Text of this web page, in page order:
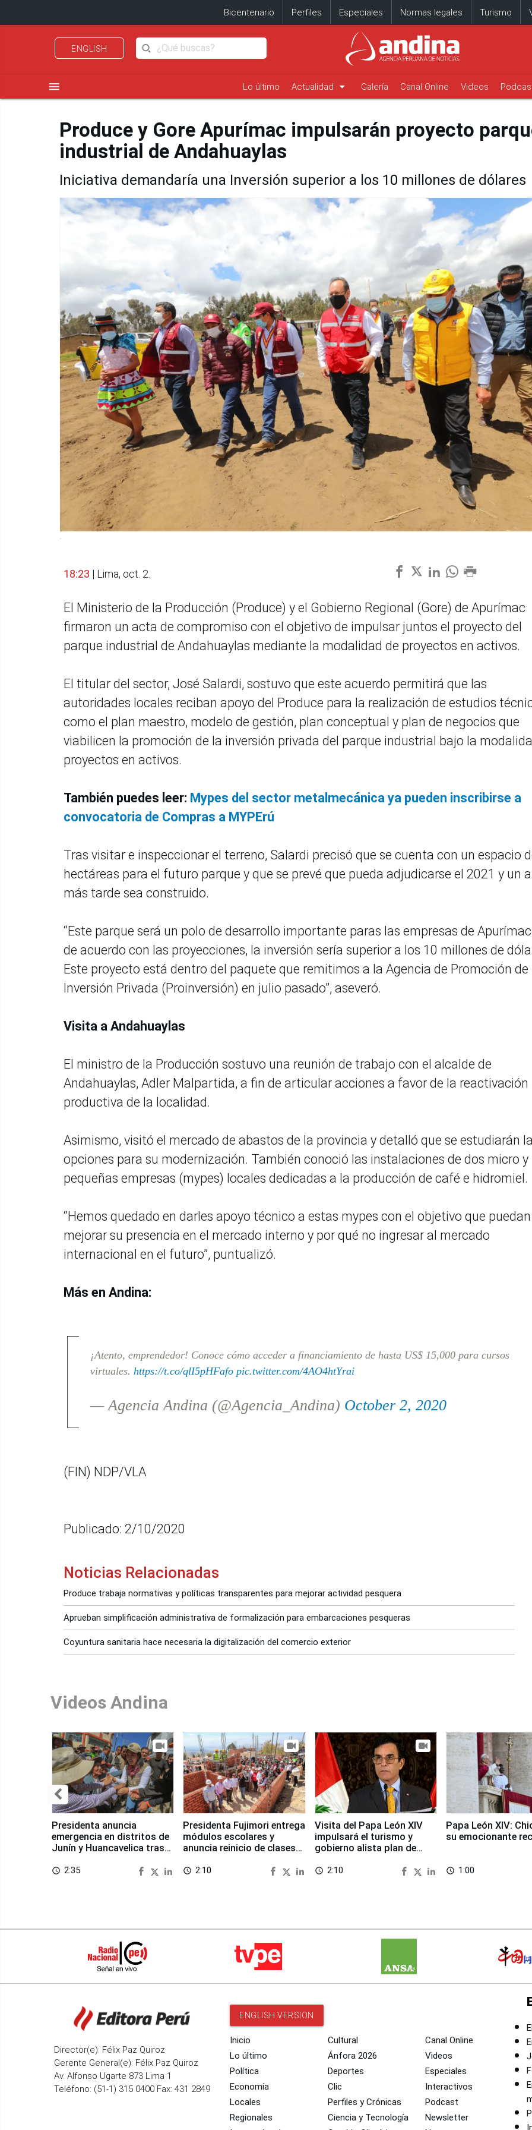
Bicentenario Perfiles Especiales Normas legales Turismo
ENGLISH
menu Lo último Actualidad arrow_drop_down Galería Canal Online Videos
Produce y Gore Apurímac impulsarán proyecto
industrial de Andahuaylas
Iniciativa demandaría una Inversión superior a los 10 millones de dólares
18:23 | Lima, oct. 2.
El Ministerio de la Producción (Produce) y el Gobierno Regional (Gore) de Apurímac
firmaron un acta de compromiso con el objetivo de impulsar juntos el proyecto del
parque industrial de Andahuaylas mediante la modalidad de proyectos en activos.
El titular del sector, José Salardi, sostuvo que este acuerdo permitirá que las
autoridades locales reciban apoyo del Produce para la realización de estudios
como el plan maestro, modelo de gestión, plan conceptual y plan de negocios que
viabilicen la promoción de la inversión privada del parque industrial bajo la
proyectos en activos.
También puedes leer: Mypes del sector metalmecánica ya pueden inscribirse a
convocatoria de Compras a MYPErú
Tras visitar e inspeccionar el terreno, Salardi precisó que se cuenta con un espacio
hectáreas para el futuro parque y que se prevé que pueda adjudicarse el 2021 y un
más tarde sea construido.
“Este parque será un polo de desarrollo importante paras las empresas de Apurímac
de acuerdo con las proyecciones, la inversión sería superior a los 10 millones de
Este proyecto está dentro del paquete que remitimos a la Agencia de Promoción de
Inversión Privada (Proinversión) en julio pasado”, aseveró.
Visita a Andahuaylas
El ministro de la Producción sostuvo una reunión de trabajo con el alcalde de
Andahuaylas, Adler Malpartida, a fin de articular acciones a favor de la reactivación
productiva de la localidad.
Asimismo, visitó el mercado de abastos de la provincia y detalló que se estudiarán
opciones para su modernización. También conoció las instalaciones de dos micro y
pequeñas empresas (mypes) locales dedicadas a la producción de café e hidromiel.
“Hemos quedado en darles apoyo técnico a estas mypes con el objetivo que puedan
mejorar su presencia en el mercado interno y por qué no ingresar al mercado
internacional en el futuro”, puntualizó.
Más en Andina:
¡Atento, emprendedor! Conoce cómo acceder a financiamiento de hasta US$ 15,000 para cursos
virtuales. https://t.co/qlI5pHFafo pic.twitter.com/4AO4htYrai
— Agencia Andina (@Agencia_Andina) October 2, 2020
(FIN) NDP/VLA
Publicado: 2/10/2020
Noticias Relacionadas
Produce trabaja normativas y políticas transparentes para mejorar actividad pesquera
Aprueban simplificación administrativa de formalización para embarcaciones pesqueras
Coyuntura sanitaria hace necesaria la digitalización del comercio exterior
Videos Andina
Presidenta anuncia
emergencia en distritos de
Junín y Huancavelica tras
access_time 2:35
Presidenta Fujimori entrega
módulos escolares y
anuncia reinicio de clases
access_time 2:10
Visita del Papa León XIV
impulsará el turismo y
gobierno alista plan de
access_time 2:10
Papa León XIV:
su emocionante
access_time 1:00
Director(e): Félix Paz Quiroz
Gerente General(e): Félix Paz Quiroz
Av. Alfonso Ugarte 873 Lima 1
Teléfono: (51-1) 315 0400 Fax: 431 2849
ENGLISH VERSION
Inicio
Lo último
Política
Economía
Locales
Regionales
Cultural
Ánfora 2026
Deportes
Clic
Perfiles y Crónicas
Ciencia y Tecnología
Canal Online
Videos
Especiales
Interactivos
Podcast
Newsletter